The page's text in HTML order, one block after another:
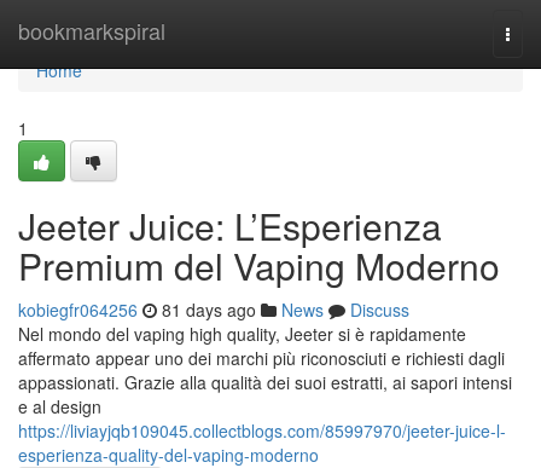
bookmarkspiral
Home
Home
1
Jeeter Juice: L’Esperienza
Premium del Vaping Moderno
kobiegfr064256 81 days ago News
Discuss
Nel mondo del vaping high quality, Jeeter si è rapidamente
affermato appear uno dei marchi più riconosciuti e richiesti dagli
appassionati. Grazie alla qualità dei suoi estratti, ai sapori intensi
e al design
https://liviayjqb109045.collectblogs.com/85997970/jeeter-juice-l-
esperienza-quality-del-vaping-moderno